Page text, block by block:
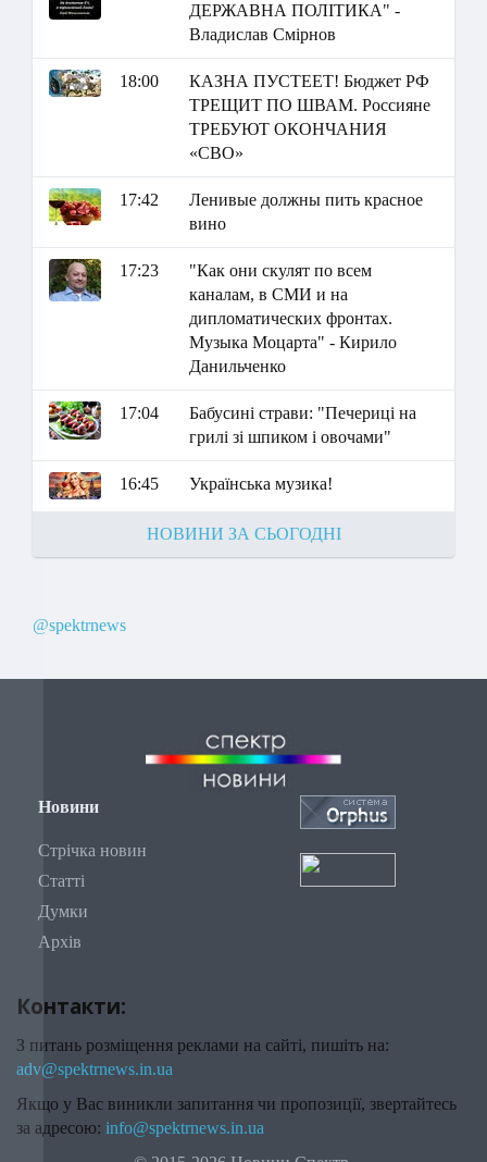
ДЕРЖАВНА ПОЛІТИКА" -
Владислав Смірнов
18:00
КАЗНА ПУСТЕЕТ! Бюджет РФ
ТРЕЩИТ ПО ШВАМ. Россияне
ТРЕБУЮТ ОКОНЧАНИЯ
«СВО»
17:42
Ленивые должны пить красное
вино
17:23
"Как они скулят по всем
каналам, в СМИ и на
дипломатических фронтах.
Музыка Моцарта" - Кирило
Данильченко
17:04
Бабусині страви: "Печериці на
грилі зі шпиком і овочами"
16:45 Українська музика!
НОВИНИ ЗА СЬОГОДНІ
@spektrnews
Новини
Стрічка новин
Статті
Думки
Архів
Контакти:
З питань розміщення реклами на сайті, пишіть на:
adv@spektrnews.in.ua
Якщо у Вас виникли запитання чи пропозиції, звертайтесь
за адресою: info@spektrnews.in.ua